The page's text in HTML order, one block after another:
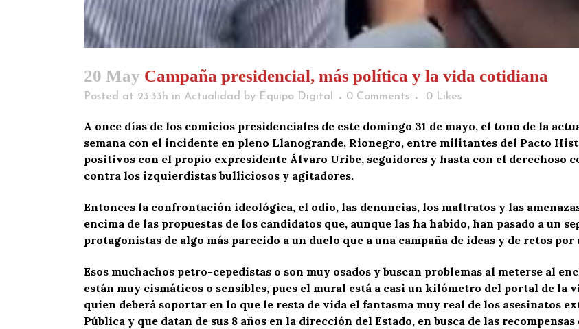
20 May Campaña presidencial, más política y la vida cotidiana
Posted at 23:33h in Actualidad by Equipo Digital 0 Comments 0 Likes
A once días de los comicios presidenciales de este domingo 31 de mayo, el tono de la
semana con el incidente en pleno Llanogrande, Rionegro, entre militantes del Pacto
positivos con el propio expresidente Álvaro Uribe, seguidores y hasta con el derechoso
contra los izquierdistas bulliciosos y agitadores.
Entonces la confrontación ideológica, el odio, las denuncias, los maltratos y las
encima de las propuestas de los candidatos que, aunque las ha habido, han pasado a un
protagonistas de algo más parecido a un duelo que a una campaña de ideas y de retos
Esos muchachos petro-cepedistas o son muy osados y buscan problemas al meterse al
están muy cismáticos o sensibles, pues el mural está a casi un kilómetro del portal de la
quien deberá soportar en lo que le resta de vida el fantasma muy real de los asesinatos
Pública y que datan de sus 8 años en la dirección del Estado, en busca de las